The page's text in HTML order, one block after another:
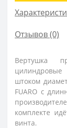
Отзывов (0)
Вертушка
штоком
FUARO с
комплекте
винта.